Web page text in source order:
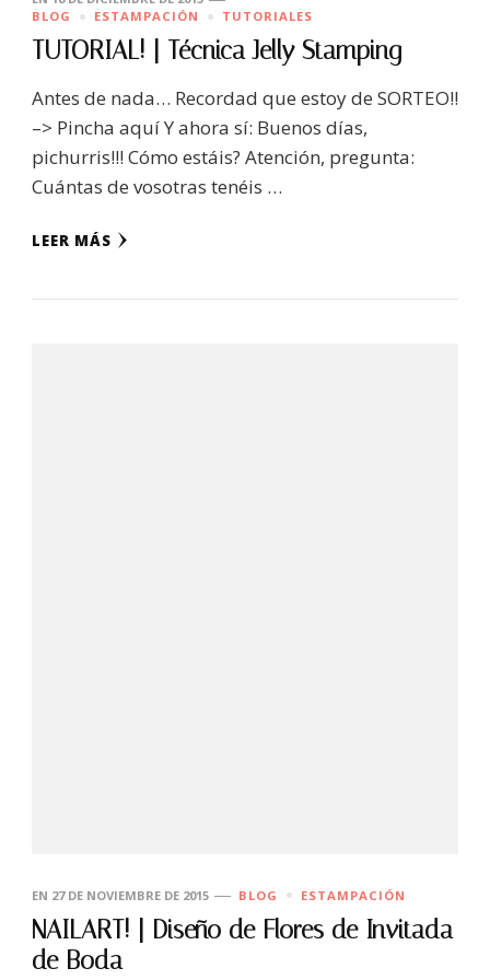
BLOG
ESTAMPACIÓN TUTORIALES
TUTORIAL! | Técnica Jelly Stamping
Antes de nada… Recordad que estoy de SORTEO!!
–> Pincha aquí Y ahora sí: Buenos días,
pichurris!!! Cómo estáis? Atención, pregunta:
Cuántas de vosotras tenéis …
LEER MÁS
EN 27 DE NOVIEMBRE DE 2015 BLOG ESTAMPACIÓN
NAILART! | Diseño de Flores de Invitada
de Boda